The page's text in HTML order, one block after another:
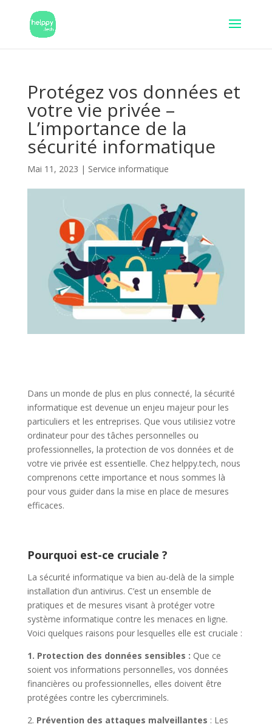
Protégez vos données et
votre vie privée –
L’importance de la
sécurité informatique
Mai 11, 2023 | Service informatique
Dans un monde de plus en plus connecté, la sécurité
informatique est devenue un enjeu majeur pour les
particuliers et les entreprises. Que vous utilisiez votre
ordinateur pour des tâches personnelles ou
professionnelles, la protection de vos données et de
votre vie privée est essentielle. Chez helppy.tech, nous
comprenons cette importance et nous sommes là
pour vous guider dans la mise en place de mesures
efficaces.
Pourquoi est-ce cruciale ?
La sécurité informatique va bien au-delà de la simple
installation d’un antivirus. C’est un ensemble de
pratiques et de mesures visant à protéger votre
système informatique contre les menaces en ligne.
Voici quelques raisons pour lesquelles elle est cruciale :
1. Protection des données sensibles : Que ce
soient vos informations personnelles, vos données
financières ou professionnelles, elles doivent être
protégées contre les cybercriminels.
2. Prévention des attaques malveillantes : Les